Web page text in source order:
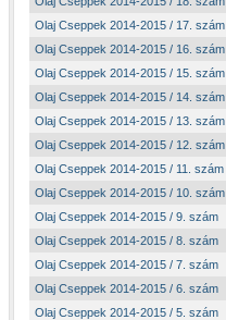
Olaj Cseppek 2014-2015 / 17. szám
Olaj Cseppek 2014-2015 / 16. szám
Olaj Cseppek 2014-2015 / 15. szám
Olaj Cseppek 2014-2015 / 14. szám
Olaj Cseppek 2014-2015 / 13. szám
Olaj Cseppek 2014-2015 / 12. szám
Olaj Cseppek 2014-2015 / 11. szám
Olaj Cseppek 2014-2015 / 10. szám
Olaj Cseppek 2014-2015 / 9. szám
Olaj Cseppek 2014-2015 / 8. szám
Olaj Cseppek 2014-2015 / 7. szám
Olaj Cseppek 2014-2015 / 6. szám
Olaj Cseppek 2014-2015 / 5. szám